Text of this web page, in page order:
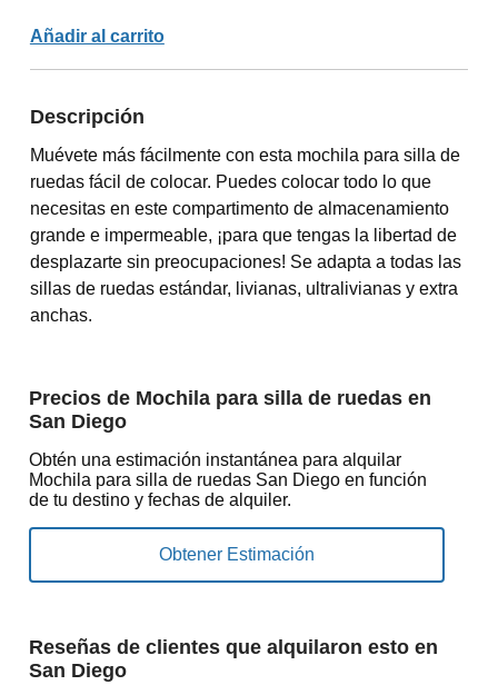
Añadir al carrito
Descripción
Muévete más fácilmente con esta mochila para silla de
ruedas fácil de colocar. Puedes colocar todo lo que
necesitas en este compartimento de almacenamiento
grande e impermeable, ¡para que tengas la libertad de
desplazarte sin preocupaciones! Se adapta a todas las
sillas de ruedas estándar, livianas, ultralivianas y extra
anchas.
Precios de Mochila para silla de ruedas en
San Diego
Obtén una estimación instantánea para alquilar
Mochila para silla de ruedas San Diego en función
de tu destino y fechas de alquiler.
Reseñas de clientes que alquilaron esto en
San Diego